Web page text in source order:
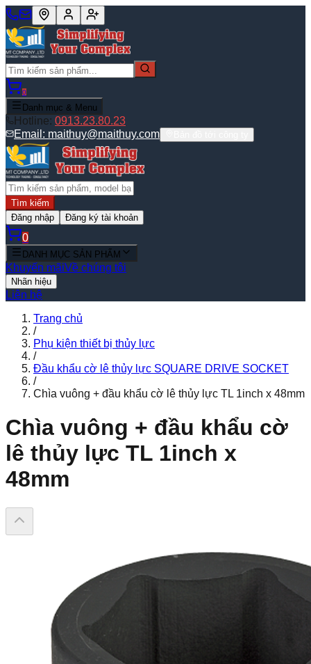
0
Danh mục & Menu
Hotline: 0913.23.80.23
Email: maithuy@maithuy.com
Tìm kiếm
Đăng nhập
Đăng ký tài khoản
0
DANH MỤC SẢN PHẨM
Khuyến mãiVề chúng tôi
Nhãn hiệu
Liên hệ
Trang chủ
/
Phụ kiện thiết bị thủy lực
/
Đầu khẩu cờ lê thủy lực SQUARE DRIVE SOCKET
/
Chìa vuông + đầu khẩu cờ lê thủy lực TL 1inch x 48mm
Chìa vuông + đầu khẩu cờ
lê thủy lực TL 1inch x
48mm